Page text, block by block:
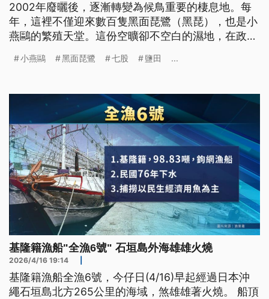
2002年廢曬後，逐漸轉變為候鳥重要的棲息地。每
年，這裡不僅迎來數百隻黑面琵鷺（黑琵），也是小
燕鷗的繁殖天堂。這份空曠卻不空白的濕地，在政
下，正透過最新的AIoT (人工智慧物聯網) 技術，迎
小燕鷗 黑面琵鷺 七股 鹽田 ...
基隆籍漁船"全漁6號" 石垣島外海雄雄火燒
2026/4/16 19:14
基隆籍漁船全漁6號，今仔日(4/16)早起經過日本沖
繩石垣島北方265公里的海域，煞雄雄著火燒。 船頂